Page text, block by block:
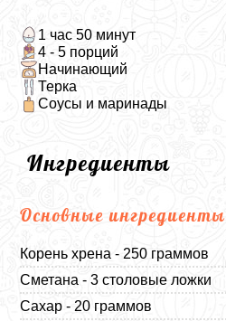
1 час 50 минут
4 - 5 порций
Начинающий
Терка
Соусы и маринады
Ингредиенты
Основные ингредиенты
Корень хрена - 250 граммов
Сметана - 3 столовые ложки
Сахар - 20 граммов